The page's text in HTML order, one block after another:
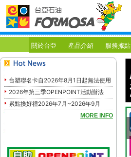
關於台亞 產品介紹 服務據點
台塑聯名卡自2026年8月1日起無法使用
2026年第三季OPENPOINT活動辦法
累點換好禮2026年7月~2026年9月
MORE INFO